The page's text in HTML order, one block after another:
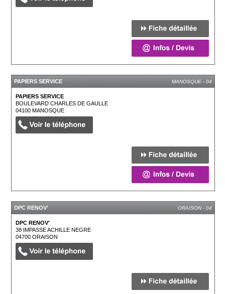
PAPIERS SERVICE MANOSQUE - 04
PAPIERS SERVICE
BOULEVARD CHARLES DE GAULLE
04100MANOSQUE
DPC RENOV' ORAISON - 04
DPC RENOV'
38 IMPASSE ACHILLE NEGRE
04700ORAISON